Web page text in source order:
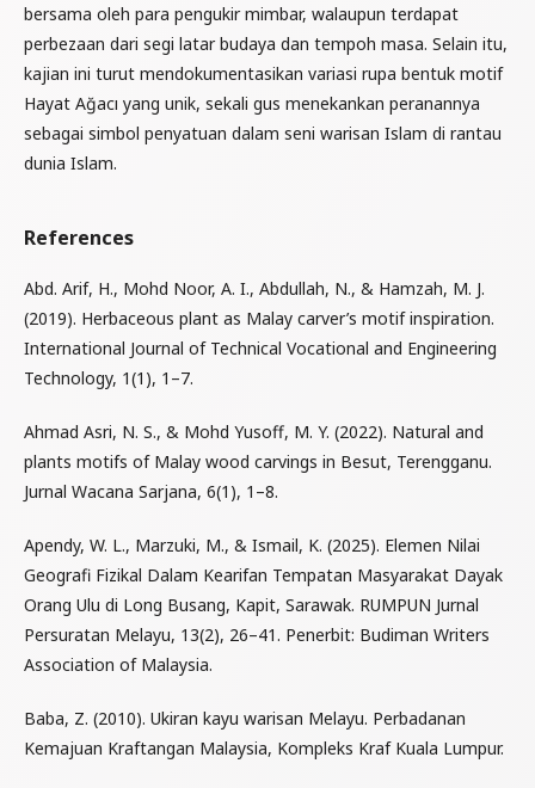
bersama oleh para pengukir mimbar, walaupun terdapat
perbezaan dari segi latar budaya dan tempoh masa. Selain itu,
kajian ini turut mendokumentasikan variasi rupa bentuk motif
Hayat Ağacı yang unik, sekali gus menekankan peranannya
sebagai simbol penyatuan dalam seni warisan Islam di rantau
dunia Islam.
References
Abd. Arif, H., Mohd Noor, A. I., Abdullah, N., & Hamzah, M. J.
(2019). Herbaceous plant as Malay carver’s motif inspiration.
International Journal of Technical Vocational and Engineering
Technology, 1(1), 1–7.
Ahmad Asri, N. S., & Mohd Yusoff, M. Y. (2022). Natural and
plants motifs of Malay wood carvings in Besut, Terengganu.
Jurnal Wacana Sarjana, 6(1), 1–8.
Apendy, W. L., Marzuki, M., & Ismail, K. (2025). Elemen Nilai
Geografi Fizikal Dalam Kearifan Tempatan Masyarakat Dayak
Orang Ulu di Long Busang, Kapit, Sarawak. RUMPUN Jurnal
Persuratan Melayu, 13(2), 26–41. Penerbit: Budiman Writers
Association of Malaysia.
Baba, Z. (2010). Ukiran kayu warisan Melayu. Perbadanan
Kemajuan Kraftangan Malaysia, Kompleks Kraf Kuala Lumpur.